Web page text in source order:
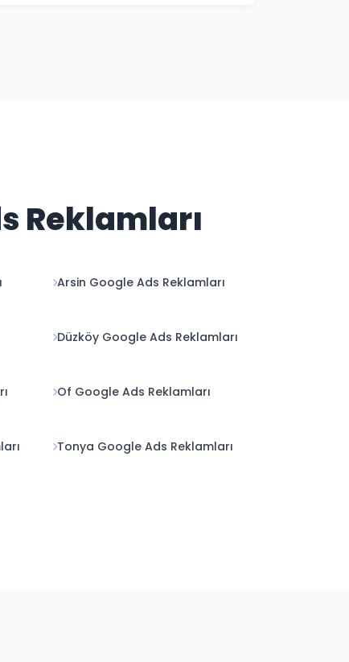
Reklamları
Arsin Google Ads Reklamları
Düzköy Google Ads Reklamları
Of Google Ads Reklamları
Tonya Google Ads Reklamları